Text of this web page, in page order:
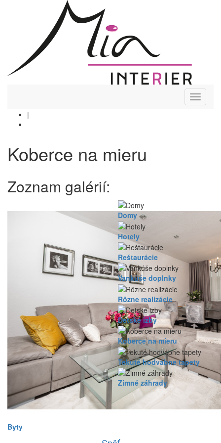
Toggle
|
Koberce na mieru
Zoznam galérií:
Byty
Domy
Hotely
Reštaurácie
Vankúše doplnky
Rôzne realizácie
Detské izby
Koberce na mieru
Tekuté hodvábne tapety
Zimné záhrady